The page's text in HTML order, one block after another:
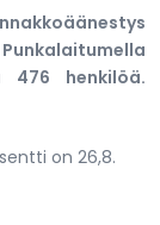
476 henkilöä.
on 26,8.